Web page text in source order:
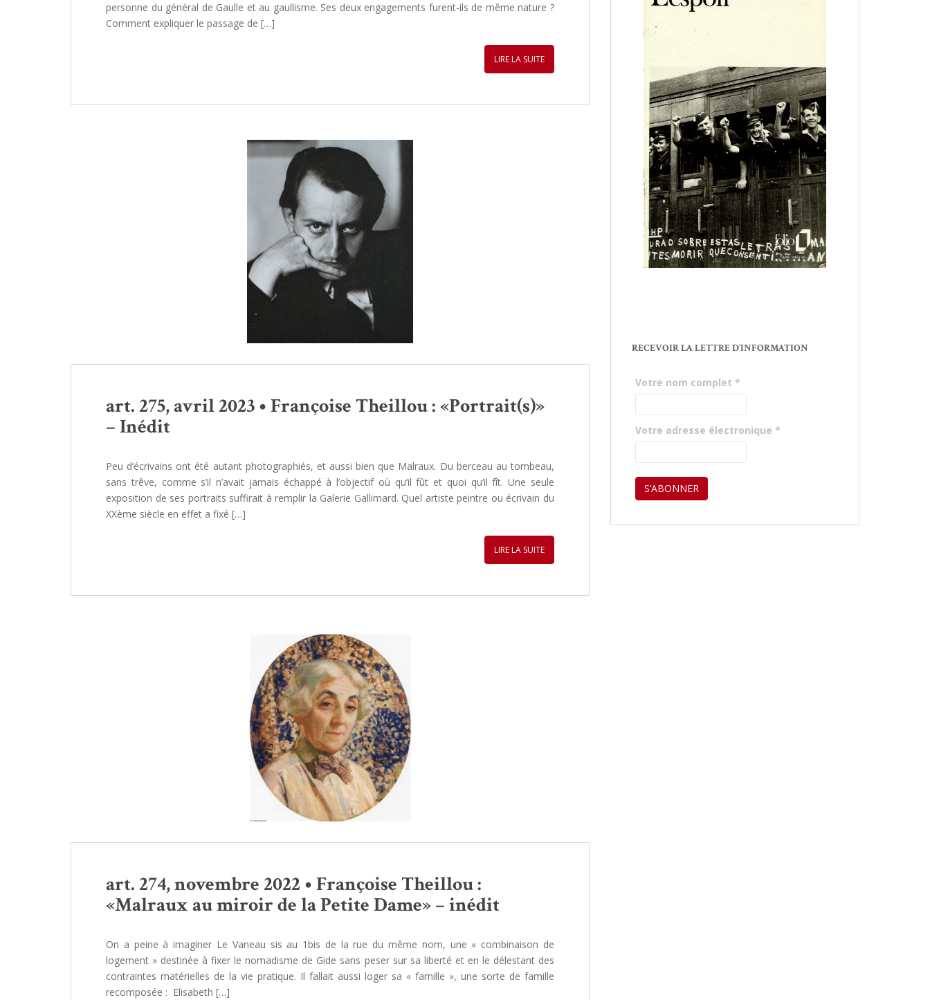
personne du général de Gaulle et au gaullisme. Ses deux engagements furent-ils de même nature ?
Comment expliquer le passage de […]
LIRE LA SUITE
art. 275, avril 2023 • Françoise Theillou : «Portrait(s)»
– Inédit
Peu d’écrivains ont été autant photographiés, et aussi bien que Malraux. Du berceau au tombeau,
sans trêve, comme s’il n’avait jamais échappé à l’objectif où qu’il fût et quoi qu’il fît. Une seule
exposition de ses portraits suffirait à remplir la Galerie Gallimard. Quel artiste peintre ou écrivain du
XXème siècle en effet a fixé […]
LIRE LA SUITE
art. 274, novembre 2022 • Françoise Theillou :
«Malraux au miroir de la Petite Dame» – inédit
On a peine à imaginer Le Vaneau sis au 1bis de la rue du même nom, une « combinaison de
logement » destinée à fixer le nomadisme de Gide sans peser sur sa liberté et en le délestant des
contraintes matérielles de la vie pratique. Il fallait aussi loger sa « famille », une sorte de famille
recomposée : Elisabeth […]
RECEVOIR LA LETTRE D’INFORMATION
Votre nom complet *
Votre adresse électronique *